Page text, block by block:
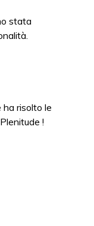
stata
ha risolto le
!